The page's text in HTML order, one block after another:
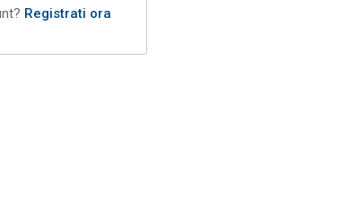
Registrati ora